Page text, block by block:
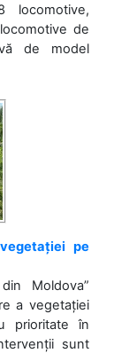
locomotive,
de
de model
pe
Moldova”
a vegetației
prioritate în
sunt